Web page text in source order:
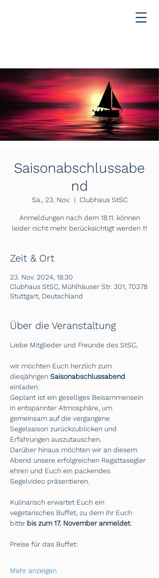
Saisonabschlussabe
nd
Sa., 23. Nov.
  |
Clubhaus StSC
Anmeldungen nach dem 18.11. können
leider nicht mehr berücksichtigt werden !!!
Zeit & Ort
23. Nov. 2024, 18:30
Clubhaus StSC, Mühlhäuser Str. 301, 70378
Stuttgart, Deutschland
Über die Veranstaltung
Liebe Mitglieder und Freunde des StSC,
wir möchten Euch herzlich zum
diesjährigen Saisonabschlussabend
einladen.
Geplant ist ein geselliges Beisammensein
in entspannter Atmosphäre, um
gemeinsam auf die vergangene
Segelsaison zurückzublicken und
Erfahrungen auszutauschen.
Darüber hinaus möchten wir an diesem
Abend unsere erfolgreichen Regattasegler
ehren und Euch ein packendes
Segelvideo präsentieren.
Kulinarisch erwartet Euch ein
vegetarisches Buffet, zu dem ihr Euch
bitte bis zum 17. November anmeldet.
Preise für das Buffet:
Mehr anzeigen